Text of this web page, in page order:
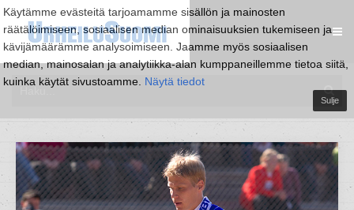
Käytämme evästeitä tarjoamamme sisällön ja mainosten
räätälöimiseen, sosiaalisen median ominaisuuksien tukemiseen ja
kävijämäärämme analysoimiseen. Jaamme myös sosiaalisen
median, mainosalan ja analytiikka-alan kumppaneillemme tietoa siitä,
kuinka käytät sivustoamme. Näytä tiedot
Sulje